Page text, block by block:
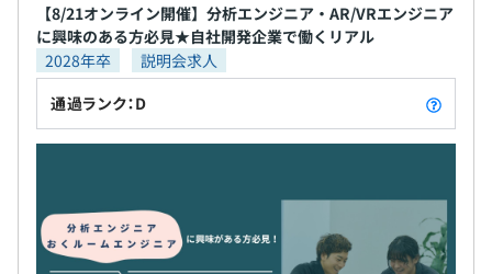
【8/21オンライン開催】分析エンジニア・AR/VRエンジニア
に興味のある方必見★自社開発企業で働くリアル
2028年卒
説明会求人
通過ランク：D